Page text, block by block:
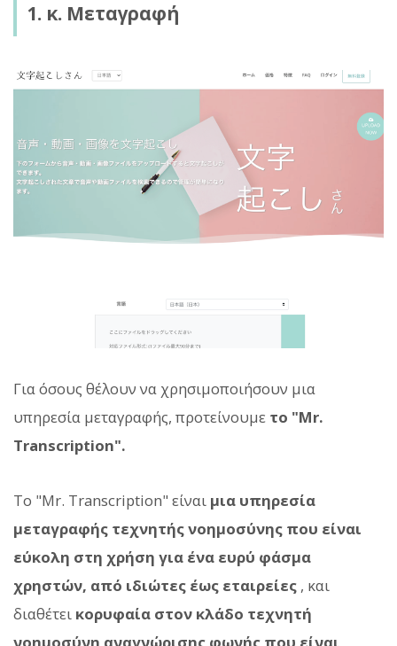
1. κ. Μεταγραφή
Για όσους θέλουν να χρησιμοποιήσουν μια
υπηρεσία μεταγραφής, προτείνουμε το "Mr.
Transcription".
Το "Mr. Transcription" είναι μια υπηρεσία
μεταγραφής τεχνητής νοημοσύνης που είναι
εύκολη στη χρήση για ένα ευρύ φάσμα
χρηστών, από ιδιώτες έως εταιρείες , και
διαθέτει κορυφαία στον κλάδο τεχνητή